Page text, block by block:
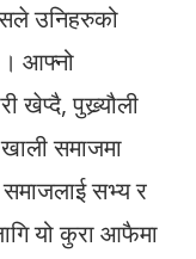
उनिहरुको
आफ्नो
खेप्दै, पुख्र्यौली
समाजमा
सभ्य र
यो कुरा आफैमा